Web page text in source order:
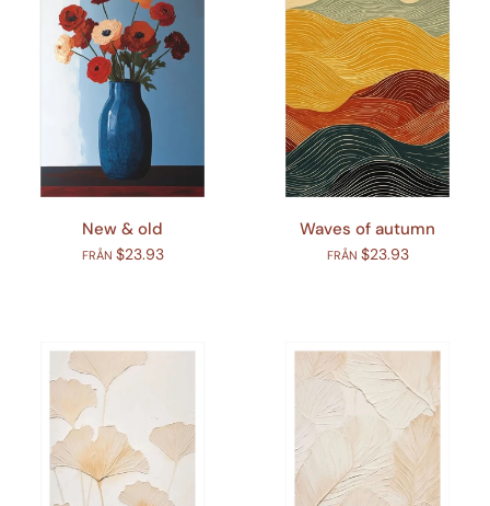
New & old
FRÅN $23.93
Waves of autumn
FRÅN $23.93